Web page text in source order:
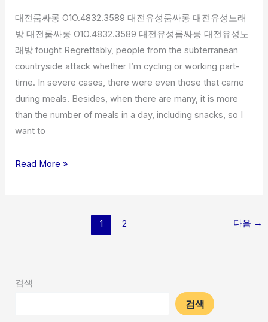
대전룸싸롱 O1O.4832.3589 대전유성룸싸롱 대전유성노래
방 대전룸싸롱 O1O.4832.3589 대전유성룸싸롱 대전유성노
래방 fought Regrettably, people from the subterranean
countryside attack whether I’m cycling or working part-
time. In severe cases, there were even those that came
during meals. Besides, when there are many, it is more
than the number of meals in a day, including snacks, so I
want to
유
성
룸
노
Read More »
1 2 다음 →
검색
검색